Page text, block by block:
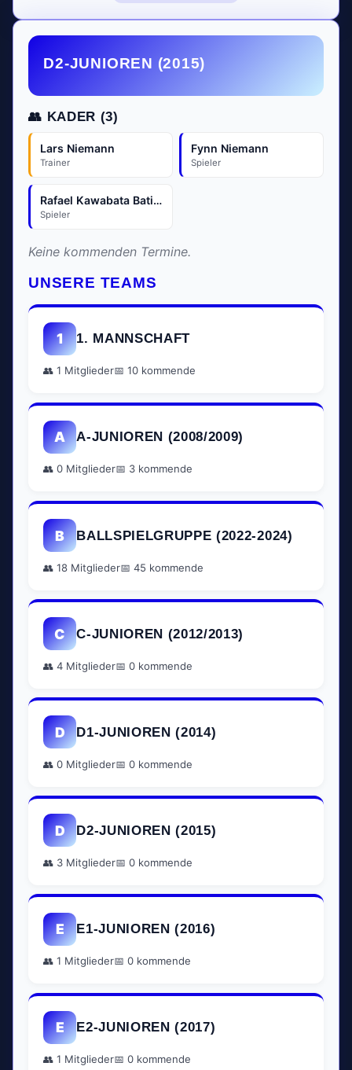
D2-JUNIOREN (2015)
👥 KADER (3)
Lars Niemann
Trainer
Fynn Niemann
Spieler
Rafael Kawabata Batista
Spieler
Keine kommenden Termine.
UNSERE TEAMS
1 1. MANNSCHAFT
👥 1 Mitglieder📅 10 kommende
A A-JUNIOREN (2008/2009)
👥 0 Mitglieder📅 3 kommende
B BALLSPIELGRUPPE (2022-2024)
👥 18 Mitglieder📅 45 kommende
C C-JUNIOREN (2012/2013)
👥 4 Mitglieder📅 0 kommende
D D1-JUNIOREN (2014)
👥 0 Mitglieder📅 0 kommende
D D2-JUNIOREN (2015)
👥 3 Mitglieder📅 0 kommende
E E1-JUNIOREN (2016)
👥 1 Mitglieder📅 0 kommende
E E2-JUNIOREN (2017)
👥 1 Mitglieder📅 0 kommende